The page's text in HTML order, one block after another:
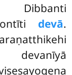
devā.